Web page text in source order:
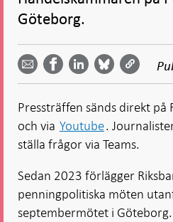
Göteborg.
Dela
email -
Öppnas
i ny flik
Dela på
Facebook
- Öppnas
Dela på
LinkedIn
-
Öppnas
i ny flik
på
Bluesky
-
i ny flik
på
Twitter
-
i ny flik
Pressträffen sänds direkt på
och via Youtube.
ställa frågor via Teams.
Sedan 2023 förlägger
penningpolitiska möten
septembermötet i